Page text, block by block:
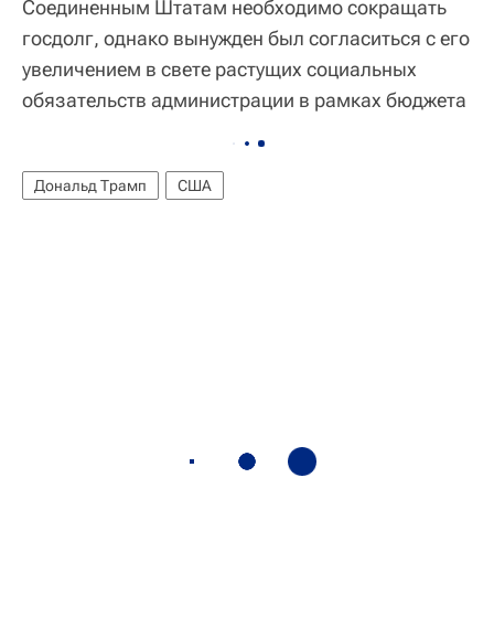
Соединенным Штатам необходимо сокращать
госдолг, однако вынужден был согласиться с его
увеличением в свете растущих социальных
обязательств администрации в рамках бюджета
Дональд Трамп США